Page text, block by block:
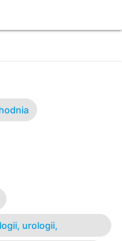
urologii,